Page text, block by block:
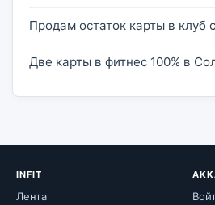
Продам остаток карты в клуб
Две карты в фитнес 100% в
INFIT
Лента